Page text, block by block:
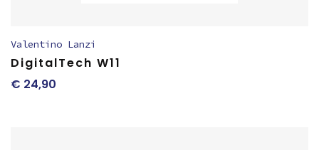
Valentino Lanzi
DigitalTech W11
€ 24,90